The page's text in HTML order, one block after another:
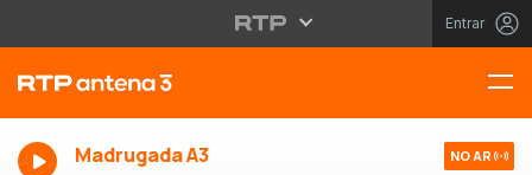
Entrar
Madrugada A3 NO AR